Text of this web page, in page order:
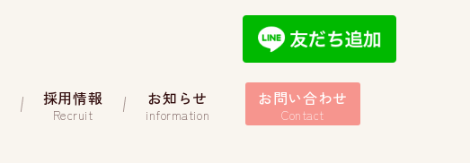
採用情報
Recruit
お知らせ
information
お問い合わせ
Contact